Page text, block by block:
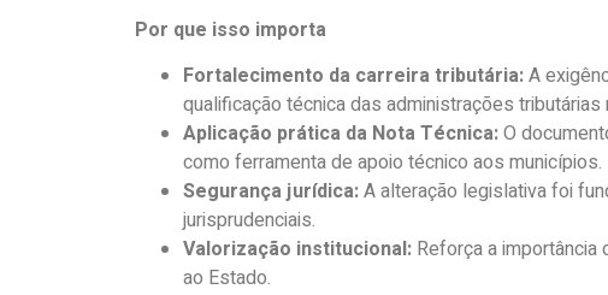
Por que isso importa
Fortalecimento da carreira tributária:A
qualificação técnica das administrações tributárias
Aplicação prática da Nota Técnica:O
como ferramenta de apoio técnico aos municípios.
Segurança jurídica:A alteração legislativa foi
jurisprudenciais.
Valorização institucional: Reforça a importância
ao Estado.